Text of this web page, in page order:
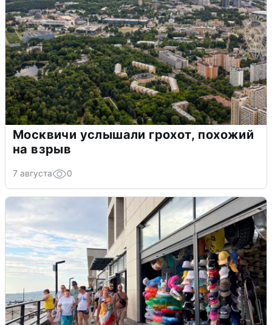
Москвичи услышали грохот, похожий
на взрыв
7 августа 0